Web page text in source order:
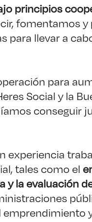
principios
fomentamos
para llevar a
para
Social y la
conseguir
experiencia
tales como el
y la evaluación